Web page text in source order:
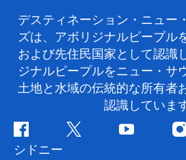
デスティネーション・ニュー
ズは、アボリジナルピープル
および先住民国家として認識
ジナルピープルをニュー・サ
土地と水域の伝統的な所有者
認識していま
フ
ェ
ツ
ユ
シドニー